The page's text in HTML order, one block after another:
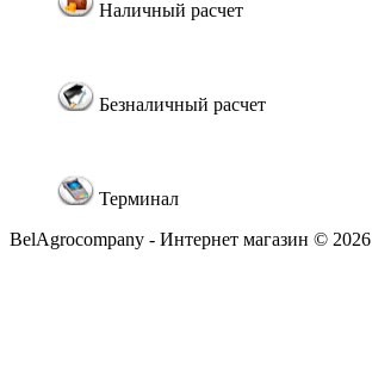
Наличный расчет
Безналичный расчет
Терминал
BelAgrocompany - Интернет магазин © 2026